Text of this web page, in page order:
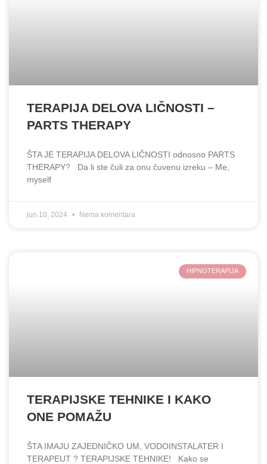
TERAPIJA DELOVA LIČNOSTI –
PARTS THERAPY
ŠTA JE TERAPIJA DELOVA LIČNOSTI odnosno PARTS
THERAPY? Da li ste čuli za onu čuvenu izreku – Me,
myself
jun 10, 2024 Nema komentara
HIPNOTERAPIJA
TERAPIJSKE TEHNIKE I KAKO
ONE POMAŽU
ŠTA IMAJU ZAJEDNIČKO UM, VODOINSTALATER I
TERAPEUT ? TERAPIJSKE TEHNIKE! Kako se